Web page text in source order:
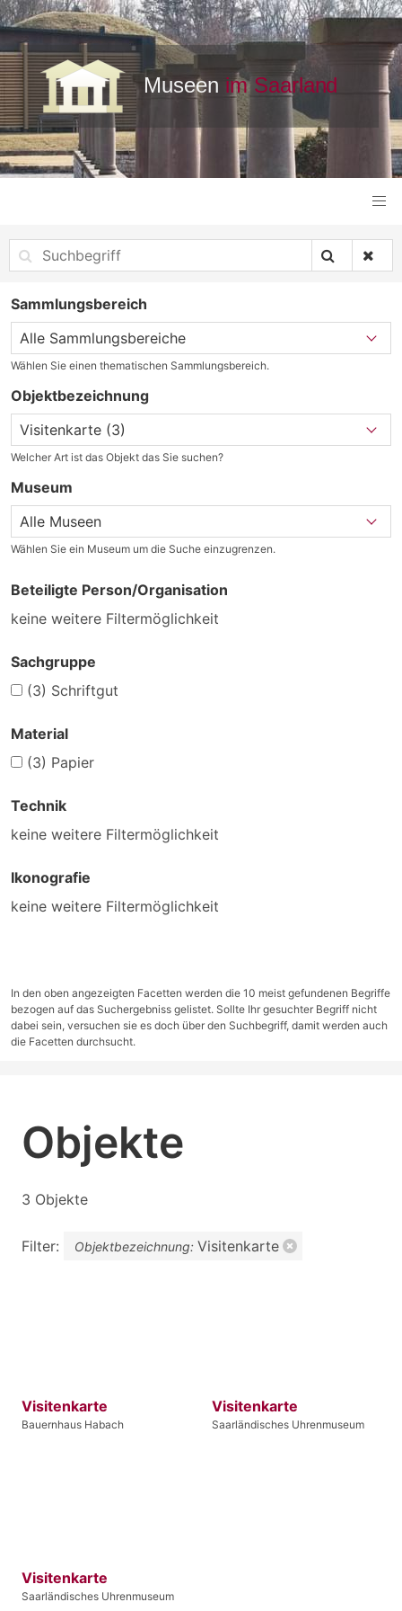
Sammlungsbereich
Wählen Sie einen thematischen Sammlungsbereich.
Objektbezeichnung
Welcher Art ist das Objekt das Sie suchen?
Museum
Wählen Sie ein Museum um die Suche einzugrenzen.
Beteiligte Person/Organisation
keine weitere Filtermöglichkeit
Sachgruppe
(3) Schriftgut
Material
(3) Papier
Technik
keine weitere Filtermöglichkeit
Ikonografie
keine weitere Filtermöglichkeit
In den oben angezeigten Facetten werden die 10 meist gefundenen Begriffe
bezogen auf das Suchergebniss gelistet. Sollte Ihr gesuchter Begriff nicht
dabei sein, versuchen sie es doch über den Suchbegriff, damit werden auch
die Facetten durchsucht.
Objekte
3 Objekte
Filter: Objektbezeichnung: Visitenkarte
Visitenkarte
Bauernhaus Habach
Visitenkarte
Saarländisches Uhrenmuseum
Visitenkarte
Saarländisches Uhrenmuseum